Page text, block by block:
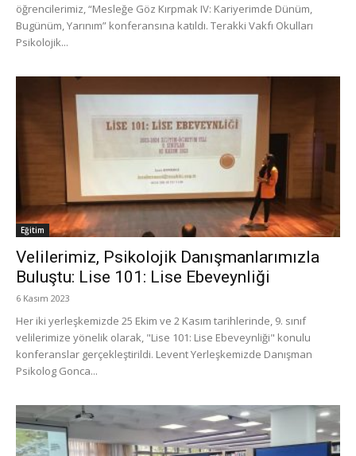
öğrencilerimiz, “Mesleğe Göz Kırpmak IV: Kariyerimde Dünüm,
Bugünüm, Yarınım” konferansına katıldı. Terakki Vakfı Okulları
Psikolojik...
Eğitim
Velilerimiz, Psikolojik Danışmanlarımızla
Buluştu: Lise 101: Lise Ebeveynliği
6 Kasım 2023
Her iki yerleşkemizde 25 Ekim ve 2 Kasım tarihlerinde, 9. sınıf
velilerimize yönelik olarak, "Lise 101: Lise Ebeveynliği" konulu
konferanslar gerçekleştirildi. Levent Yerleşkemizde Danışman
Psikolog Gonca...